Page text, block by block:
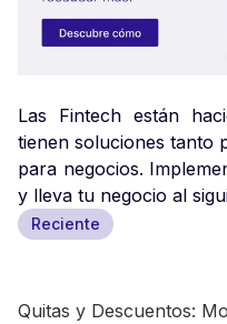
Las Fintech están
tienen soluciones tanto
para negocios.
y lleva tu negocio al
Reciente
Quitas y Descuentos: